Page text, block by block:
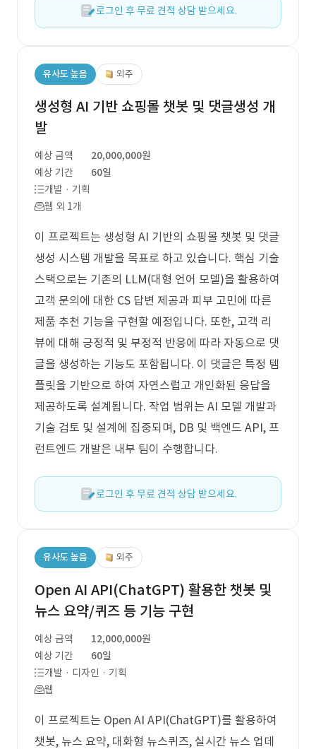
로그인 후 무료 견적 상담 받으세요.
유사도 높음 외주
생성형 AI 기반 쇼핑몰 챗봇 및 댓글생성 개
발
예상 금액
20,000,000원
예상 기간
60일
개발 · 기획
웹 외 1개
이 프로젝트는 생성형 AI 기반의 쇼핑몰 챗봇 및 댓글
생성 시스템 개발을 목표로 하고 있습니다. 핵심 기술
스택으로는 기존의 LLM(대형 언어 모델)을 활용하여
고객 문의에 대한 CS 답변 제공과 피부 고민에 따른
제품 추천 기능을 구현할 예정입니다. 또한, 고객 리
뷰에 대해 긍정적 및 부정적 반응에 따라 자동으로 댓
글을 생성하는 기능도 포함됩니다. 이 댓글은 특정 템
플릿을 기반으로 하여 자연스럽고 개인화된 응답을
제공하도록 설계됩니다. 작업 범위는 AI 모델 개발과
기술 검토 및 설계에 집중되며, DB 및 백엔드 API, 프
런트엔드 개발은 내부 팀이 수행합니다.
로그인 후 무료 견적 상담 받으세요.
유사도 높음 외주
Open AI API(ChatGPT) 활용한 챗봇 및
뉴스 요약/퀴즈 등 기능 구현
예상 금액
12,000,000원
예상 기간
60일
개발 · 디자인 · 기획
웹
이 프로젝트는 Open AI API(ChatGPT)를 활용하여
챗봇, 뉴스 요약, 대화형 뉴스퀴즈, 실시간 뉴스 업데